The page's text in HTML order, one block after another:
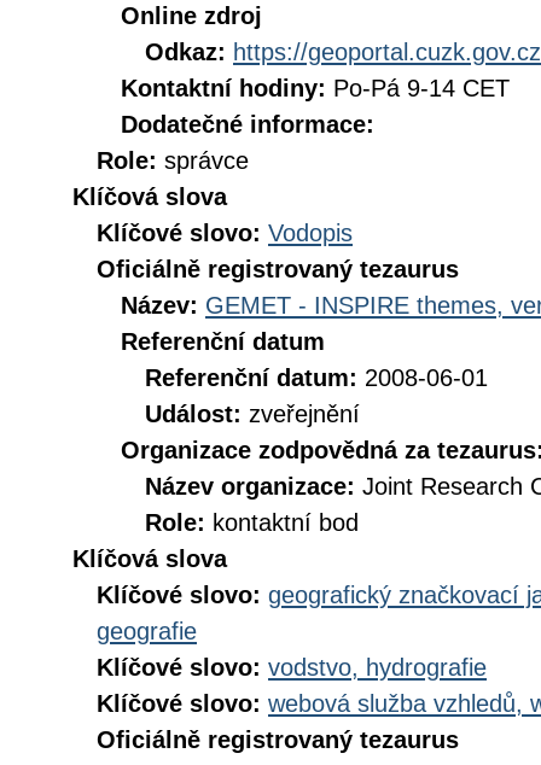
Online zdroj
Odkaz: https://geoportal.cuzk.gov.cz
Kontaktní hodiny: Po-Pá 9-14 CET
Dodatečné informace:
Role: správce
Klíčová slova
Klíčové slovo: Vodopis
Oficiálně registrovaný tezaurus
Název: GEMET - INSPIRE themes,
Referenční datum
Referenční datum: 2008-06-01
Událost: zveřejnění
Organizace zodpovědná za
Název organizace: Joint Research
Role: kontaktní bod
Klíčová slova
Klíčové slovo: geografický značkovací
geografie
Klíčové slovo: vodstvo, hydrografie
Klíčové slovo: webová služba vzhledů,
Oficiálně registrovaný tezaurus